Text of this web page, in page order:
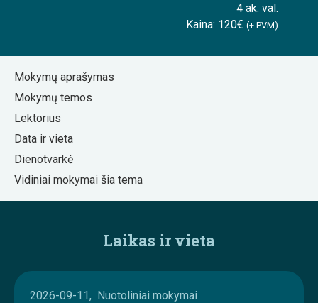
4 ak. val.
Kaina: 120€ (+ PVM)
Mokymų aprašymas
Mokymų temos
Lektorius
Data ir vieta
Dienotvarkė
Vidiniai mokymai šia tema
Laikas ir vieta
2026-09-11, Nuotoliniai mokymai